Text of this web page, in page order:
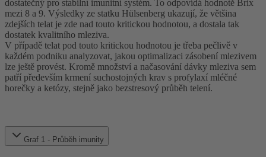
dostatečný pro stabilní imunitní systém. To odpovídá hodnotě Brix
mezi 8 a 9. Výsledky ze statku Hülsenberg ukazují, že většina
zdejších telat je zde nad touto kritickou hodnotou, a dostala tak
dostatek kvalitního mleziva.
V případě telat pod touto kritickou hodnotou je třeba pečlivě v
každém podniku analyzovat, jakou optimalizaci zásobení mlezivem
lze ještě provést. Kromě množství a načasování dávky mleziva sem
patří především krmení suchostojných krav s profylaxí mléčné
horečky a ketózy, stejně jako bezstresový průběh telení.
Graf 1 - Průběh imunity